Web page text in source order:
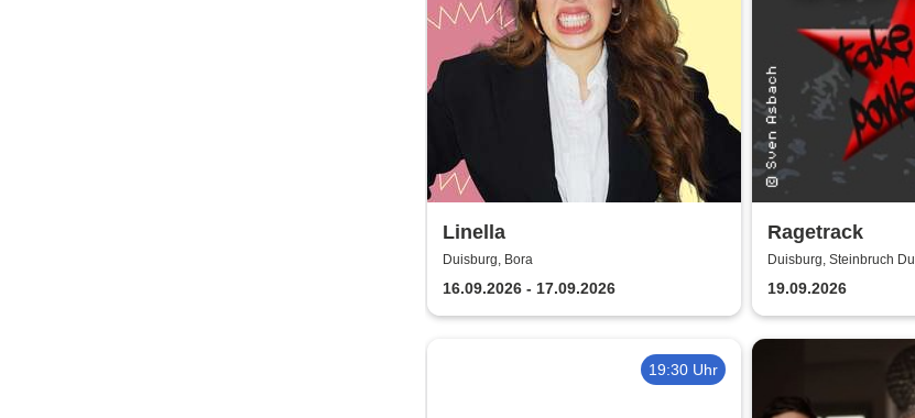
Linella
Duisburg, Bora
16.09.2026 - 17.09.2026
Ragetrack
Duisburg, Steinbruch
19.09.2026
19:30 Uhr